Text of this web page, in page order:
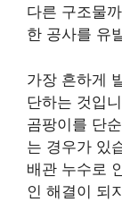
다른 구조물
한 공사를 유
가장 흔하게
단하는 것입
곰팡이를 단
는 경우가 있
배관 누수로
인 해결이 되